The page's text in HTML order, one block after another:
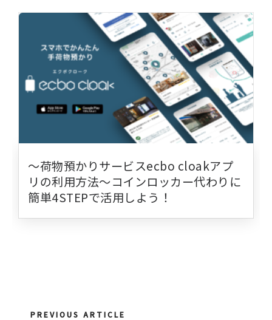
〜荷物預かりサービスecbo cloakアプ
リの利用方法〜コインロッカー代わりに
簡単4STEPで活用しよう！
PREVIOUS ARTICLE